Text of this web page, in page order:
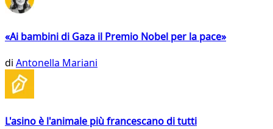
«Ai bambini di Gaza il Premio Nobel per la pace»
di Antonella Mariani
L'asino è l'animale più francescano di tutti